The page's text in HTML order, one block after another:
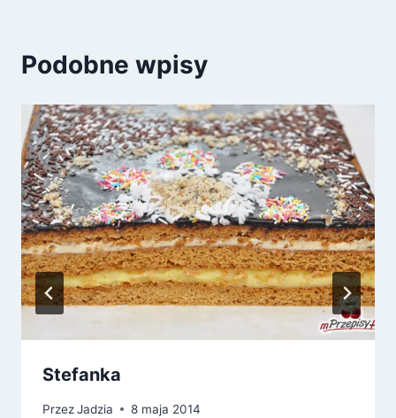
Podobne wpisy
Stefanka
PrzezJadzia 8 maja 2014